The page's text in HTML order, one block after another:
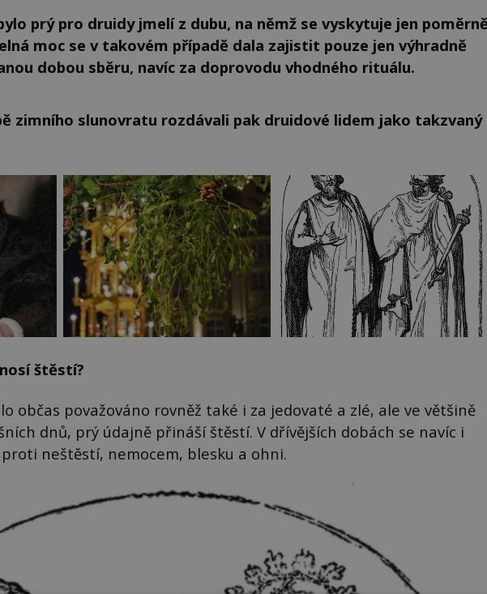
prý pro druidy jmelí z dubu, na němž se vyskytuje jen
moc se v takovém případě dala zajistit pouze jen výhradně
dobou sběru, navíc za doprovodu vhodného rituálu.
zimního slunovratu rozdávali pak druidové lidem jako takzvaný
štěstí?
občas považováno rovněž také i za jedovaté a zlé, ale ve většině
dnů, prý údajně přináší štěstí. V dřívějších dobách se navíc i
neštěstí, nemocem, blesku a ohni.